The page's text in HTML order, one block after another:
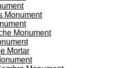
Monument
Monument
Mortar